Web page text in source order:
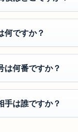
何ですか？
は何番ですか？
手は誰ですか？